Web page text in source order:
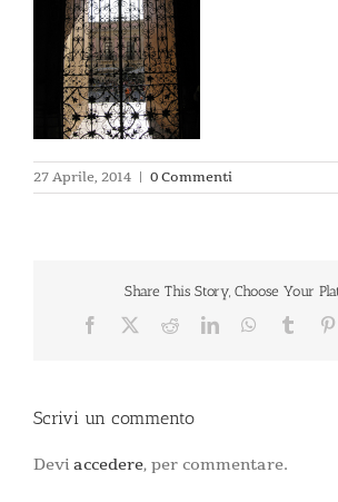
27 Aprile, 2014 | 0 Commenti
Share This Story, Choose Your
Facebook RedditLinkedInWhatsApp
Tumblr
Scrivi un commento
Devi accedere, per commentare.